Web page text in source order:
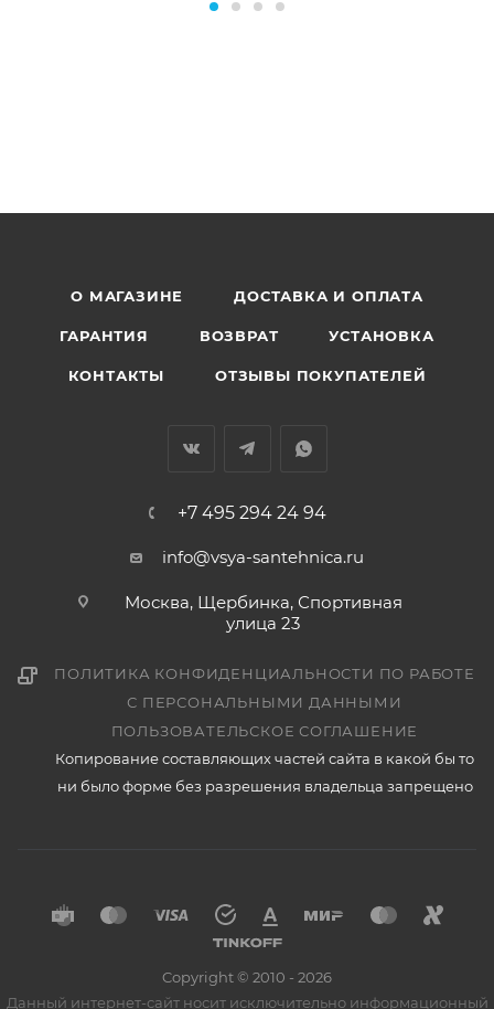
О МАГАЗИНЕ ДОСТАВКА И ОПЛАТА
ГАРАНТИЯ ВОЗВРАТ УСТАНОВКА
КОНТАКТЫ ОТЗЫВЫ ПОКУПАТЕЛЕЙ
+7 495 294 24 94
info@vsya-santehnica.ru
Москва, Щербинка, Спортивная
улица 23
ПОЛИТИКА КОНФИДЕНЦИАЛЬНОСТИ ПО РАБОТЕ
С ПЕРСОНАЛЬНЫМИ ДАННЫМИ
ПОЛЬЗОВАТЕЛЬСКОЕ СОГЛАШЕНИЕ
Копирование составляющих частей сайта в какой бы то
ни было форме без разрешения владельца запрещено
Copyright © 2010 - 2026
Данный интернет-сайт носит исключительно информационный